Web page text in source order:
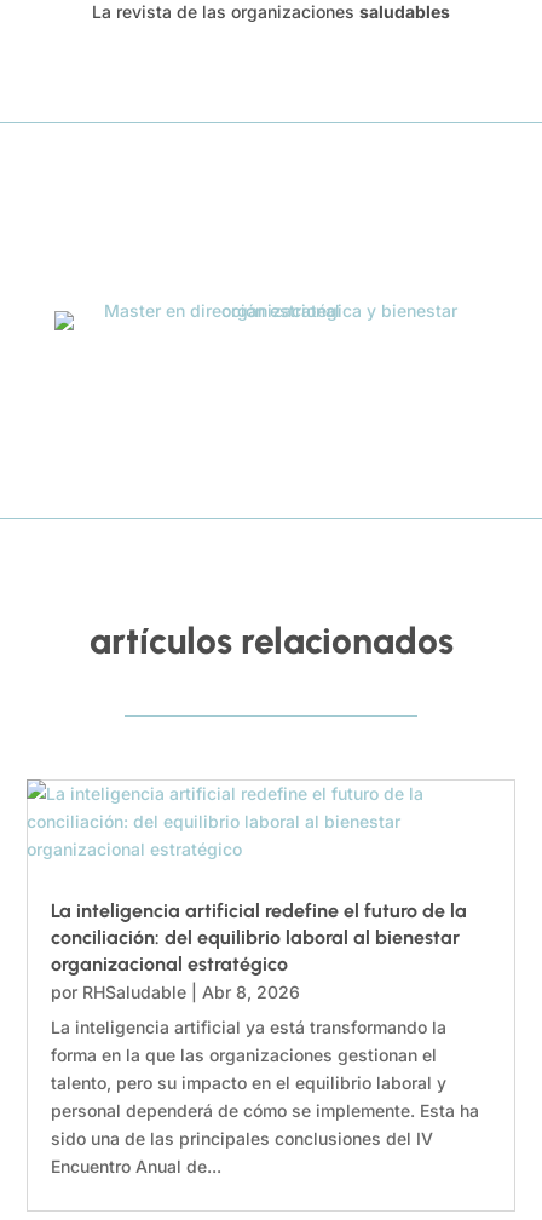
La revista de las organizaciones saludables
artículos relacionados
La inteligencia artificial redefine el futuro de la
conciliación: del equilibrio laboral al bienestar
organizacional estratégico
por RHSaludable
Abr 8, 2026
La inteligencia artificial ya está transformando la
forma en la que las organizaciones gestionan el
talento, pero su impacto en el equilibrio laboral y
personal dependerá de cómo se implemente. Esta ha
sido una de las principales conclusiones del IV
Encuentro Anual de...